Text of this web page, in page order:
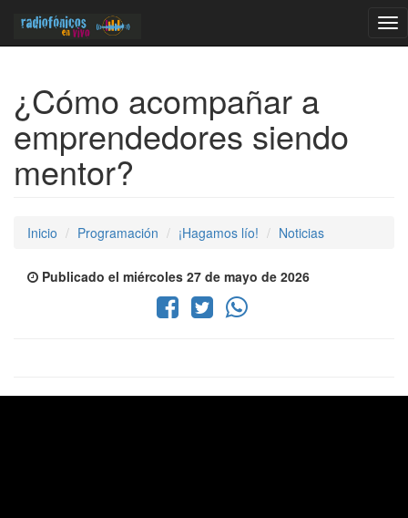
¿Cómo acompañar a
emprendedores siendo
mentor?
Inicio Programación ¡Hagamos lío! Noticias
Publicado el miércoles 27 de mayo de 2026